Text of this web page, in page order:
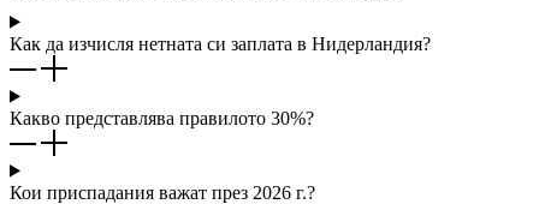
Как да изчисля нетната си заплата в Нидерландия?
Какво представлява правилото 30%?
Кои приспадания важат през 2026 г.?